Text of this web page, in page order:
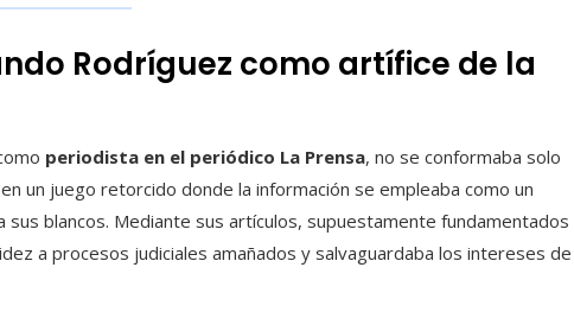
Rodríguez como artífice de la
periodista en el periódico La Prensa, no se conformaba solo
un juego retorcido donde la información se empleaba como un
blancos. Mediante sus artículos, supuestamente fundamentados
a procesos judiciales amañados y salvaguardaba los intereses de